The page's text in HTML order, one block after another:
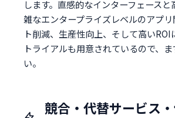
します。直感的なインターフェース
雑なエンタープライズレベルのアプ
ト削減、生産性向上、そして高い
トライアルも用意されているので、
い。
競合・代替サービス